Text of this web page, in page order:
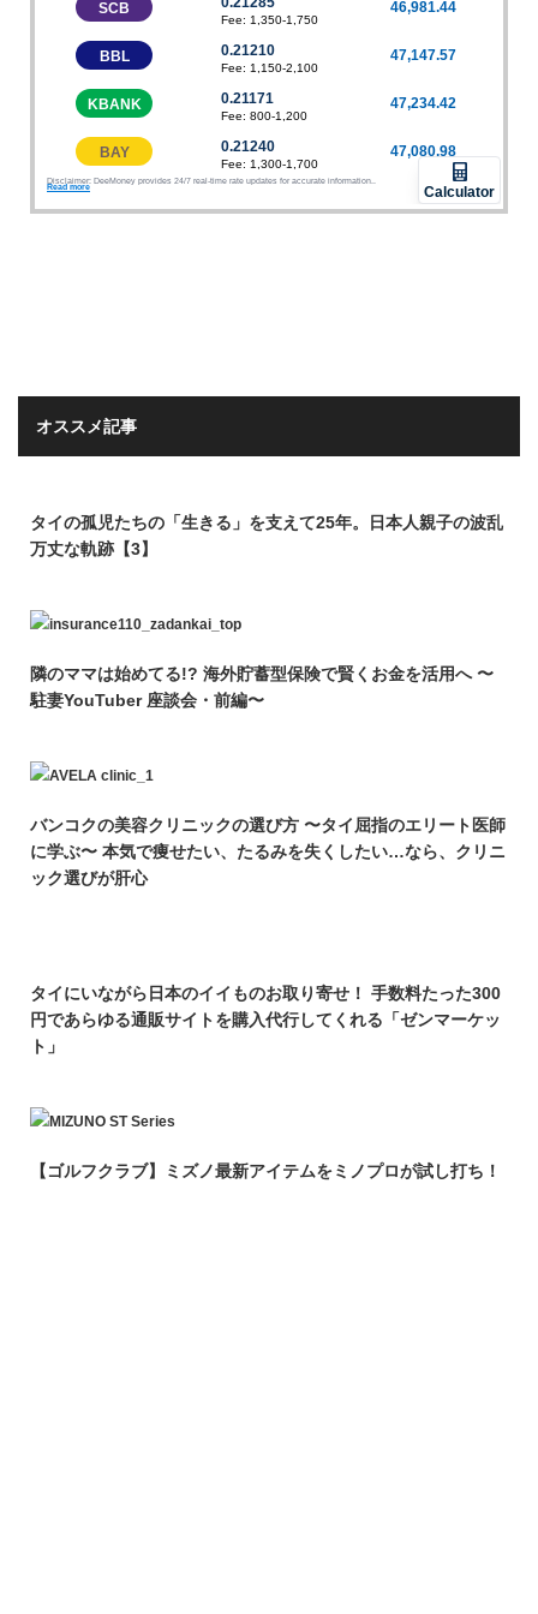
オススメ記事
タイの孤児たちの「生きる」を支えて25年。日本人親子の波乱
万丈な軌跡【3】
隣のママは始めてる!? 海外貯蓄型保険で賢くお金を活用へ 〜
駐妻YouTuber 座談会・前編〜
バンコクの美容クリニックの選び方 〜タイ屈指のエリート医師
に学ぶ〜 本気で痩せたい、たるみを失くしたい…なら、クリニ
ック選びが肝心
タイにいながら日本のイイものお取り寄せ！ 手数料たった300
円であらゆる通販サイトを購入代行してくれる「ゼンマーケッ
ト」
【ゴルフクラブ】ミズノ最新アイテムをミノプロが試し打ち！